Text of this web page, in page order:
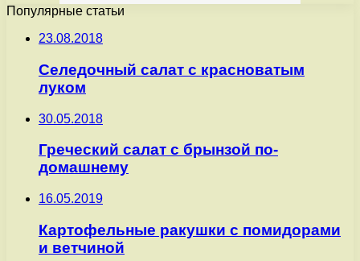
Популярные статьи
23.08.2018
Селедочный салат с красноватым
луком
30.05.2018
Греческий салат с брынзой по-
домашнему
16.05.2019
Картофельные ракушки с помидорами
и ветчиной